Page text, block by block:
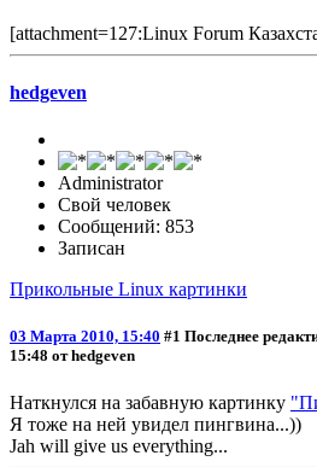
[attachment=127:Linux Forum
hedgeven
Administrator
Свой человек
Сообщений: 853
Записан
Прикольные Linux картинки
03 Марта 2010, 15:40 #1 Последнее
15:48 от hedgeven
Наткнулся на забавную картинку
Я тоже на ней увидел пингвина...))
Jah will give us everything...